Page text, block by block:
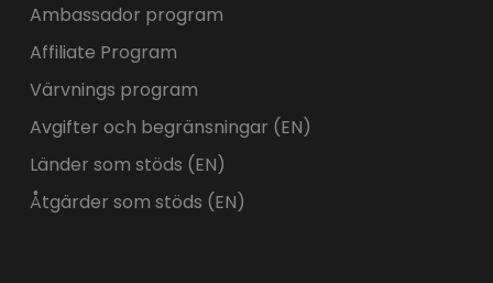
Ambassador program
Affiliate Program
Värvnings program
Avgifter och begränsningar (EN)
Länder som stöds (EN)
Åtgärder som stöds (EN)